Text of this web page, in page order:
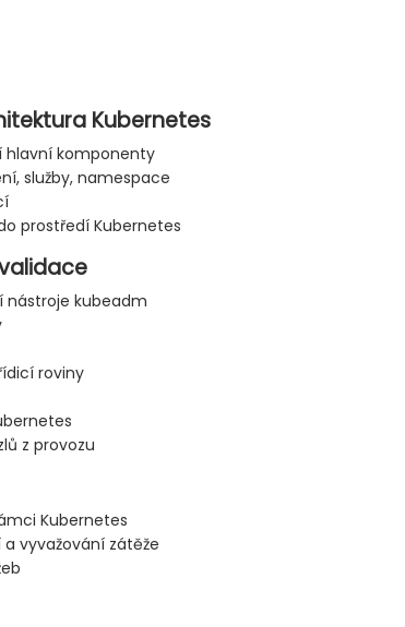
Kubernetes
hlavní komponenty
služby, namespace
prostředí Kubernetes
nástroje kubeadm
roviny
z provozu
Kubernetes
vyvažování zátěže